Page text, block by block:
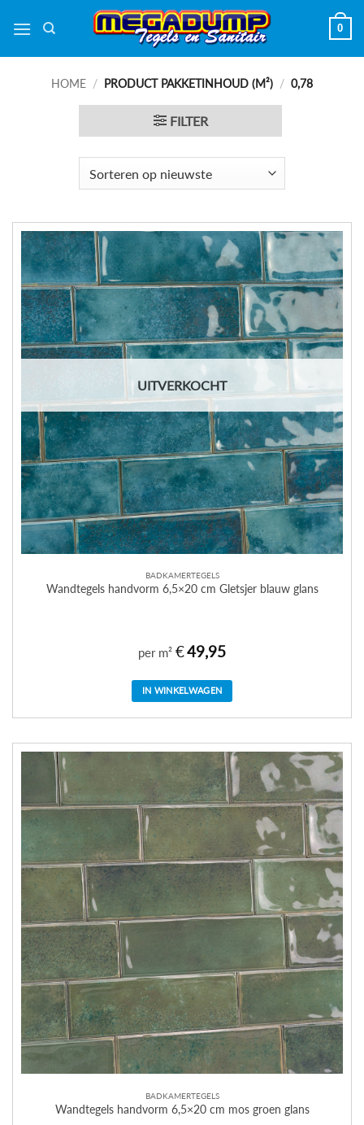
naar
0
HOME / PRODUCT PAKKETINHOUD (M²) / 0,78
FILTER
UITVERKOCHT
BADKAMERTEGELS
Wandtegels handvorm 6,5×20 cm Gletsjer blauw glans
per m² €49,95
IN WINKELWAGEN
BADKAMERTEGELS
Wandtegels handvorm 6,5×20 cm mos groen glans